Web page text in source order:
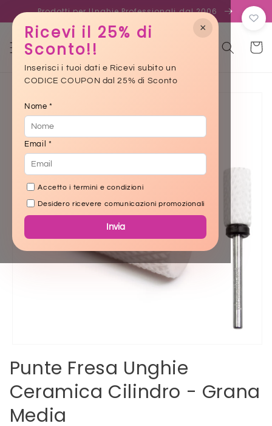
Skip toProdotti per Unghie Professionali dal 2006
Cart
product
information
1
in
modal
Punte Fresa Unghie
Ceramica Cilindro - Grana
Media
×
Ricevi il 25% di
Sconto!!
Inserisci i tuoi dati e Ricevi subito un
CODICE COUPON dal 25% di Sconto
Nome *
Email *
Accetto i termini e condizioni
Desidero ricevere comunicazioni promozionali
Invia